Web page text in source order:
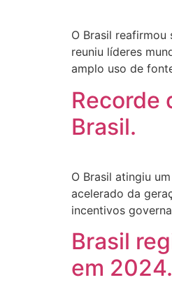
O Brasil
reuniu líderes
amplo uso de
Recorde
Brasil.
O Brasil atingiu
acelerado da
incentivos
Brasil
em 2024.